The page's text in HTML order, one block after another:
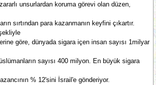
unsurlardan koruma görevi olan düzen,
sırtından para kazanmanın keyfini çıkartır.
göre, dünyada sigara içen insan sayısı 1milyar
sayısı 400 milyon. En büyük sigara
% 12'sini İsrail'e gönderiyor.